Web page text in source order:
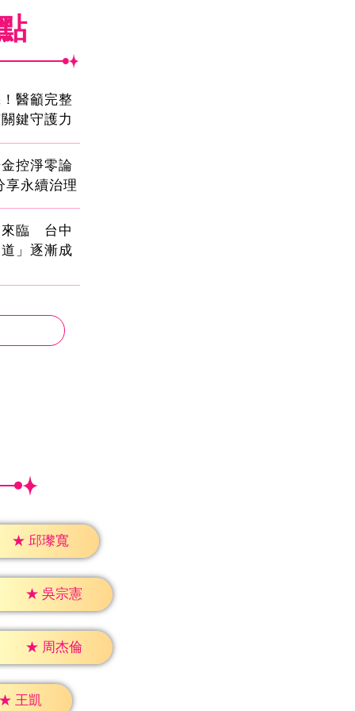
醫籲完整
鍵守護力
控淨零論
享永續治理
來臨 台中
」逐漸成
★ 邱瓈寬
★ 吳宗憲
★ 周杰倫
王凱